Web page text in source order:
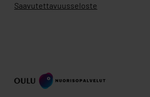
Saavutettavuusseloste